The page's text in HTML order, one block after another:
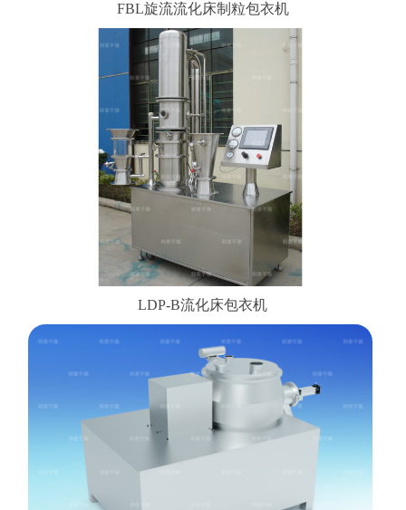
FBL旋流流化床制粒包衣机
LDP-B流化床包衣机